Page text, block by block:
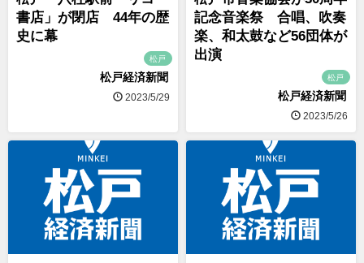
書店」が閉店 44年の歴
史に幕
松戸
松戸経済新聞
2023/5/29
記念音楽祭 合唱、吹奏
楽、和太鼓など56団体が
出演
松戸
松戸経済新聞
2023/5/26